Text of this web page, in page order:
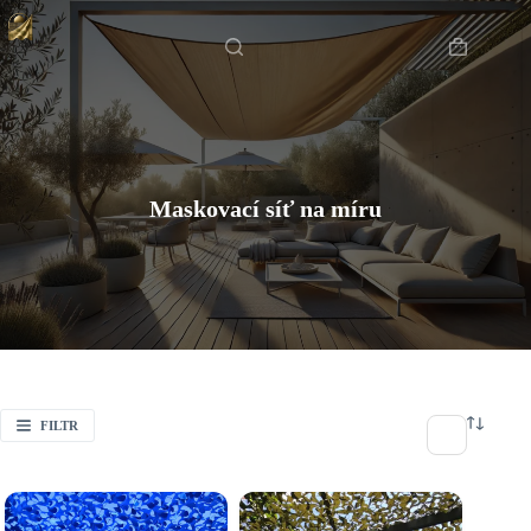
Skip
to
content
Shopping
cart
Domů
Maskovací síť na míru
FILTR